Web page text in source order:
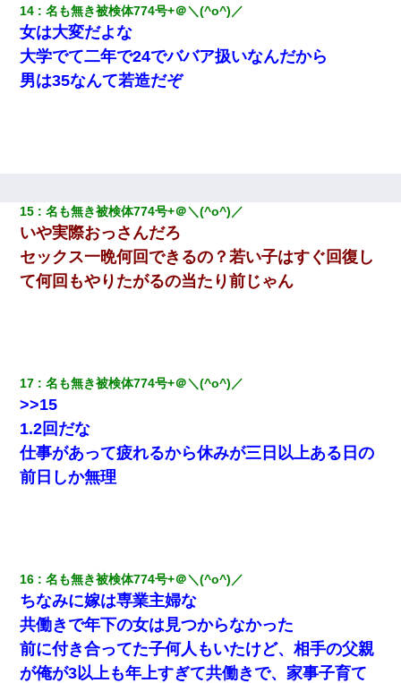
14 名も無き被検体774号+＠＼(^o^)／
女は大変だよな
大学でて二年で24でババア扱いなんだから
男は35なんて若造だぞ
15 名も無き被検体774号+＠＼(^o^)／
いや実際おっさんだろ
セックス一晩何回できるの？若い子はすぐ回復し
て何回もやりたがるの当たり前じゃん
17 名も無き被検体774号+＠＼(^o^)／
>>15
1.2回だな
仕事があって疲れるから休みが三日以上ある日の
前日しか無理
16 名も無き被検体774号+＠＼(^o^)／
ちなみに嫁は専業主婦な
共働きで年下の女は見つからなかった
前に付き合ってた子何人もいたけど、相手の父親
が俺が3以上も年上すぎて共働きで、家事子育て